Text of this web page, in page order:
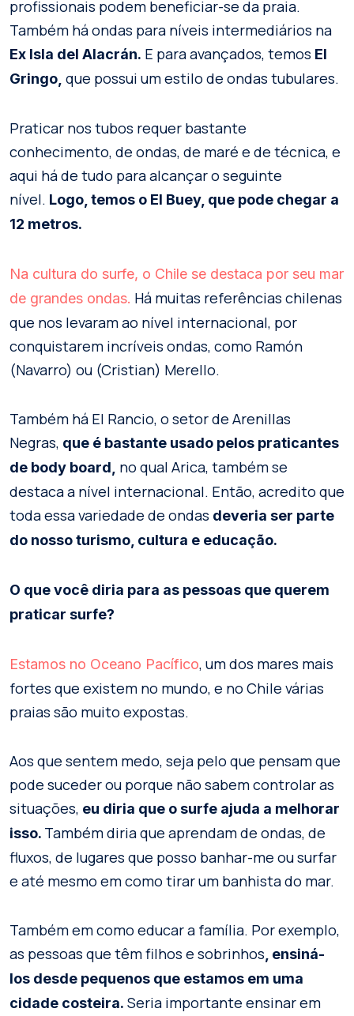
profissionais podem beneficiar-se da praia.
Também há ondas para níveis intermediários na
Ex Isla del Alacrán. E para avançados, temos El
Gringo, que possui um estilo de ondas tubulares.
Praticar nos tubos requer bastante
conhecimento, de ondas, de maré e de técnica, e
aqui há de tudo para alcançar o seguinte
nível. Logo, temos o El Buey, que pode chegar a
12 metros.
Na cultura do surfe, o Chile se destaca por seu mar
de grandes ondas. Há muitas referências chilenas
que nos levaram ao nível internacional, por
conquistarem incríveis ondas, como Ramón
(Navarro) ou (Cristian) Merello.
Também há El Rancio, o setor de Arenillas
Negras, que é bastante usado pelos praticantes
de body board, no qual Arica, também se
destaca a nível internacional. Então, acredito que
toda essa variedade de ondas deveria ser parte
do nosso turismo, cultura e educação.
O que você diria para as pessoas que querem
praticar surfe?
Estamos no Oceano Pacífico, um dos mares mais
fortes que existem no mundo, e no Chile várias
praias são muito expostas.
Aos que sentem medo, seja pelo que pensam que
pode suceder ou porque não sabem controlar as
situações, eu diria que o surfe ajuda a melhorar
isso. Também diria que aprendam de ondas, de
fluxos, de lugares que posso banhar-me ou surfar
e até mesmo em como tirar um banhista do mar.
Também em como educar a família. Por exemplo,
as pessoas que têm filhos e sobrinhos , ensiná-
los desde pequenos que estamos em uma
cidade costeira. Seria importante ensinar em